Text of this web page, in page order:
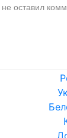
оставил